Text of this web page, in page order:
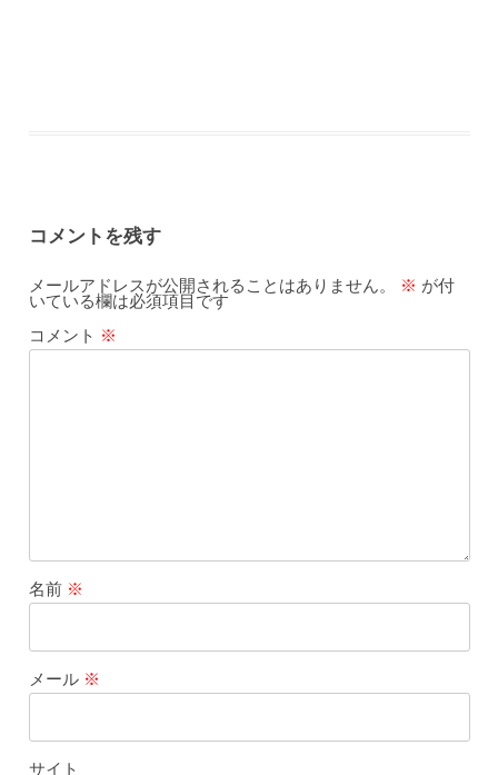
コメントを残す
メールアドレスが公開されることはありません。 ※ が付
いている欄は必須項目です
コメント ※
名前 ※
メール ※
サイト